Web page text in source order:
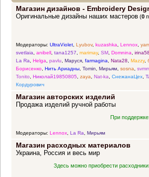
прекрасных идей
Магазин дизайнов - Embroidery
(0
Оригинальные дизайны наших мастеров
Модераторы: UltraViolet, Lyubov, kuzashka, Lennox,
svetlaia, anibell, tana1257, marimay, SM, Domnina, irina58
La Ra, Helga, pavlu, Маруся, farmagina, Nata28, Mazzy,
Борисенко, Нить Ариадны, Tomin, Мирьям, sosna,
Tonito, Николай19850805, zaya, Nat-ka, СнежанаЦех,
Кордурович
Магазин авторских изделий
Продажа изделий ручной работы
При поддержке:
Модераторы: Lennox, La Ra, Мирьям
Магазин расходных материалов
Украина, Россия и весь мир
Здесь можно приобрести расходники: